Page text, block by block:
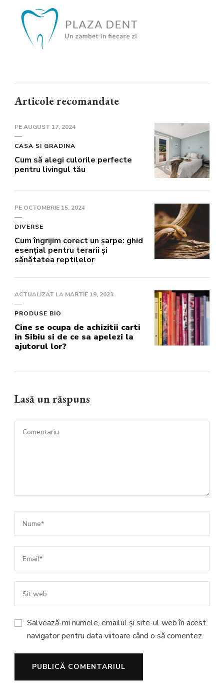
SECTORUL-
6
Articole recomandate
PEAUGUST 17, 2024
CASA SI GRADINA
Cum să alegi culorile perfecte
pentru livingul tău
PE OCTOMBRIE 15, 2024
DIVERSE
Cum îngrijim corect un șarpe: ghid
esențial pentru terarii și
sănătatea reptilelor
ACTUALIZAT LA MARTIE 19, 2023
PRODUSE BIO
Cine se ocupa de achizitii carti
in Sibiu si de ce sa apelezi la
ajutorul lor?
Lasă un răspuns
Salvează-mi numele, emailul și site-ul web în acest
navigator pentru data viitoare când o să comentez.